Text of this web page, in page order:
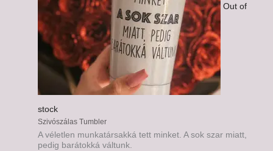
Out of
stock
Szivószálas Tumbler
A véletlen munkatársakká tett minket. A sok szar miatt,
pedig barátokká váltunk.